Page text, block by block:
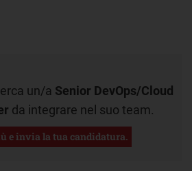
un/a Senior DevOps/Cloud
da integrare nel suo team.
e invia la tua candidatura.